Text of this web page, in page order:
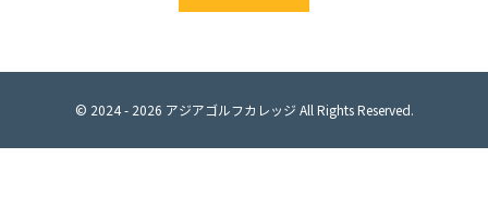
© 2024 - 2026 アジアゴルフカレッジ All Rights Reserved.